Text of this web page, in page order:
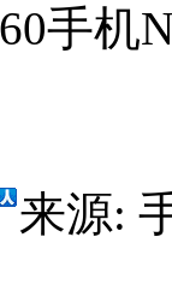
手
来源: